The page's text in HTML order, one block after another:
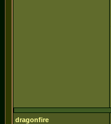
dragonfire